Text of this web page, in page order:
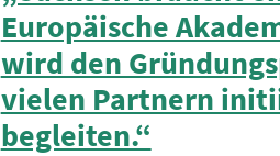
Europäische
wird den
vielen Partnern
begleiten.“